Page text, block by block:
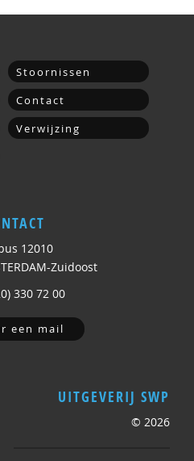
Stoornissen
Contact
Verwijzing
12010
Zuidoost
330 72 00
een mail
UITGEVERIJ SWP
© 2026